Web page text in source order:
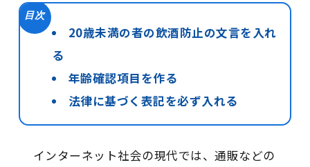
目次
20歳未満の者の飲酒防止の文言を入れ
る
年齢確認項目を作る
法律に基づく表記を必ず入れる
インターネット社会の現代では、通販などの